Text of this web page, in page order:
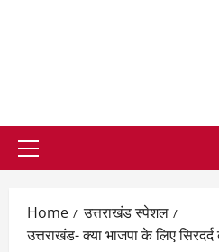
Primary
Home
उत्तराखंड स्पेशल
उत्तराखंड- क्या भाजपा के लिए